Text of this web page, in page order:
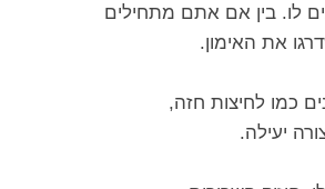
לו. בין אם אתם מתחילים
את האימון.
כמו לחיצות חזה,
יעילה.